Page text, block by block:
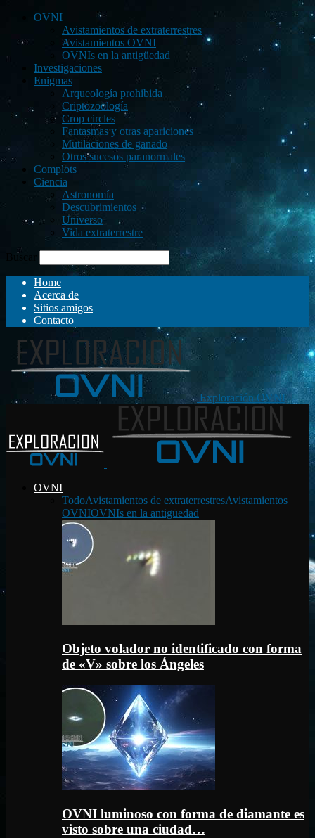
OVNI
Avistamientos de extraterrestres
Avistamientos OVNI
OVNIs en la antigüedad
Investigaciones
Enigmas
Arqueología prohibida
Criptozoología
Crop circles
Fantasmas y otras apariciones
Mutilaciones de ganado
Otros sucesos paranormales
Complots
Ciencia
Astronomía
Descubrimientos
Universo
Vida extraterrestre
Buscar
Home
Acerca de
Sitios amigos
Contacto
Exploración OVNI
OVNI
TodoAvistamientos de extraterrestresAvistamientos
OVNIOVNIs en la antigüedad
Objeto volador no identificado con forma
de «V» sobre los Ángeles
OVNI luminoso con forma de diamante es
visto sobre una ciudad…